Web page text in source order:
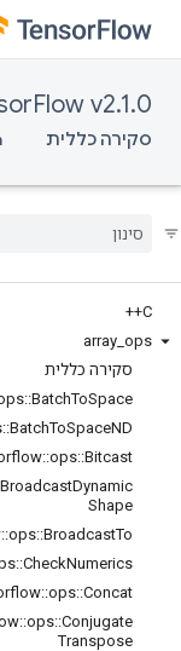
v2.1.0
סקירה כללית
C++
array ops
סקירה כללית
::BatchToSpace
::BatchToSpaceND
::ops::Bitcast
BroadcastDynamic
Shape
::ops::BroadcastTo
::CheckNumerics
::ops::Concat
::ops::Conjugate
Transpose